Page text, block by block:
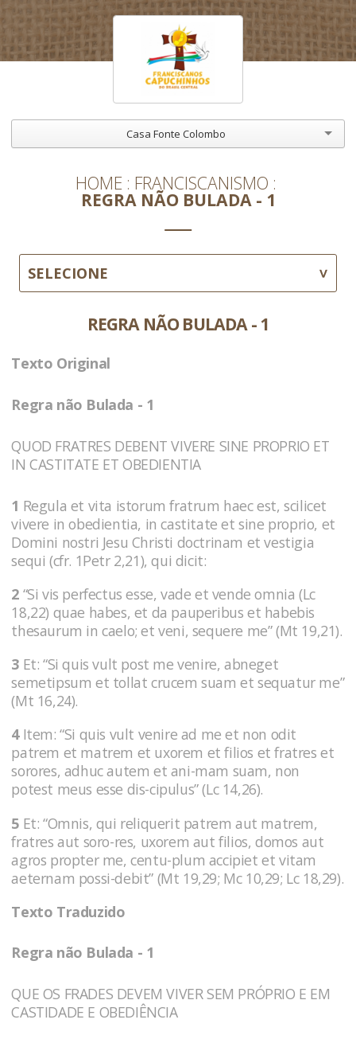
Casa Fonte Colombo
HOME FRANCISCANISMO
REGRA NÃO BULADA - 1
SELECIONE
REGRA NÃO BULADA - 1
Texto Original
Regra não Bulada - 1
QUOD FRATRES DEBENT VIVERE SINE PROPRIO ET
IN CASTITATE ET OBEDIENTIA
1 Regula et vita istorum fratrum haec est, scilicet
vivere in obedientia, in castitate et sine proprio, et
Domini nostri Jesu Christi doctrinam et vestigia
sequi (cfr. 1Petr 2,21), qui dicit:
2 “Si vis perfectus esse, vade et vende omnia (Lc
18,22) quae habes, et da pauperibus et habebis
thesaurum in caelo; et veni, sequere me” (Mt 19,21).
3 Et: “Si quis vult post me venire, abneget
semetipsum et tollat crucem suam et sequatur me”
(Mt 16,24).
4Item: “Si quis vult venire ad me et non odit
patrem et matrem et uxorem et filios et fratres et
sorores, adhuc autem et ani-mam suam, non
potest meus esse dis-cipulus” (Lc 14,26).
5 Et: “Omnis, qui reliquerit patrem aut matrem,
fratres aut soro-res, uxorem aut filios, domos aut
agros propter me, centu-plum accipiet et vitam
aeternam possi-debit” (Mt 19,29; Mc 10,29; Lc 18,29).
Texto Traduzido
Regra não Bulada - 1
QUE OS FRADES DEVEM VIVER SEM PRÓPRIO E EM
CASTIDADE E OBEDIÊNCIA